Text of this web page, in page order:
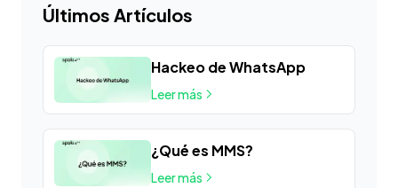
Últimos Artículos
Hackeo de WhatsApp
Leer más
¿Qué es MMS?
Leer más